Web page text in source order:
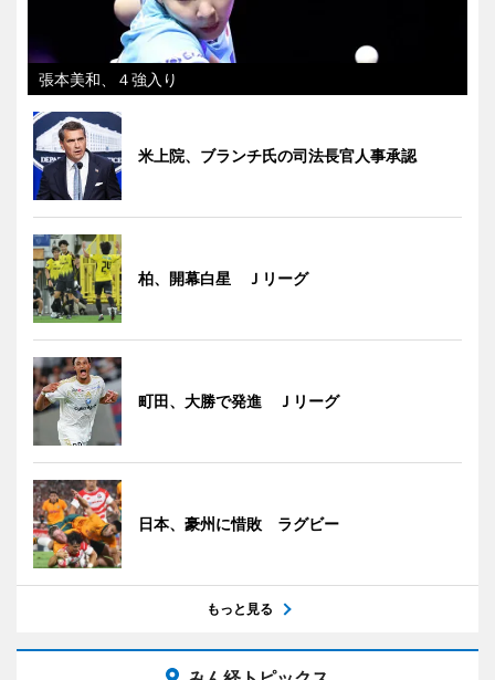
張本美和、４強入り
米上院、ブランチ氏の司法長官人事承認
柏、開幕白星 Ｊリーグ
町田、大勝で発進 Ｊリーグ
日本、豪州に惜敗 ラグビー
もっと見る